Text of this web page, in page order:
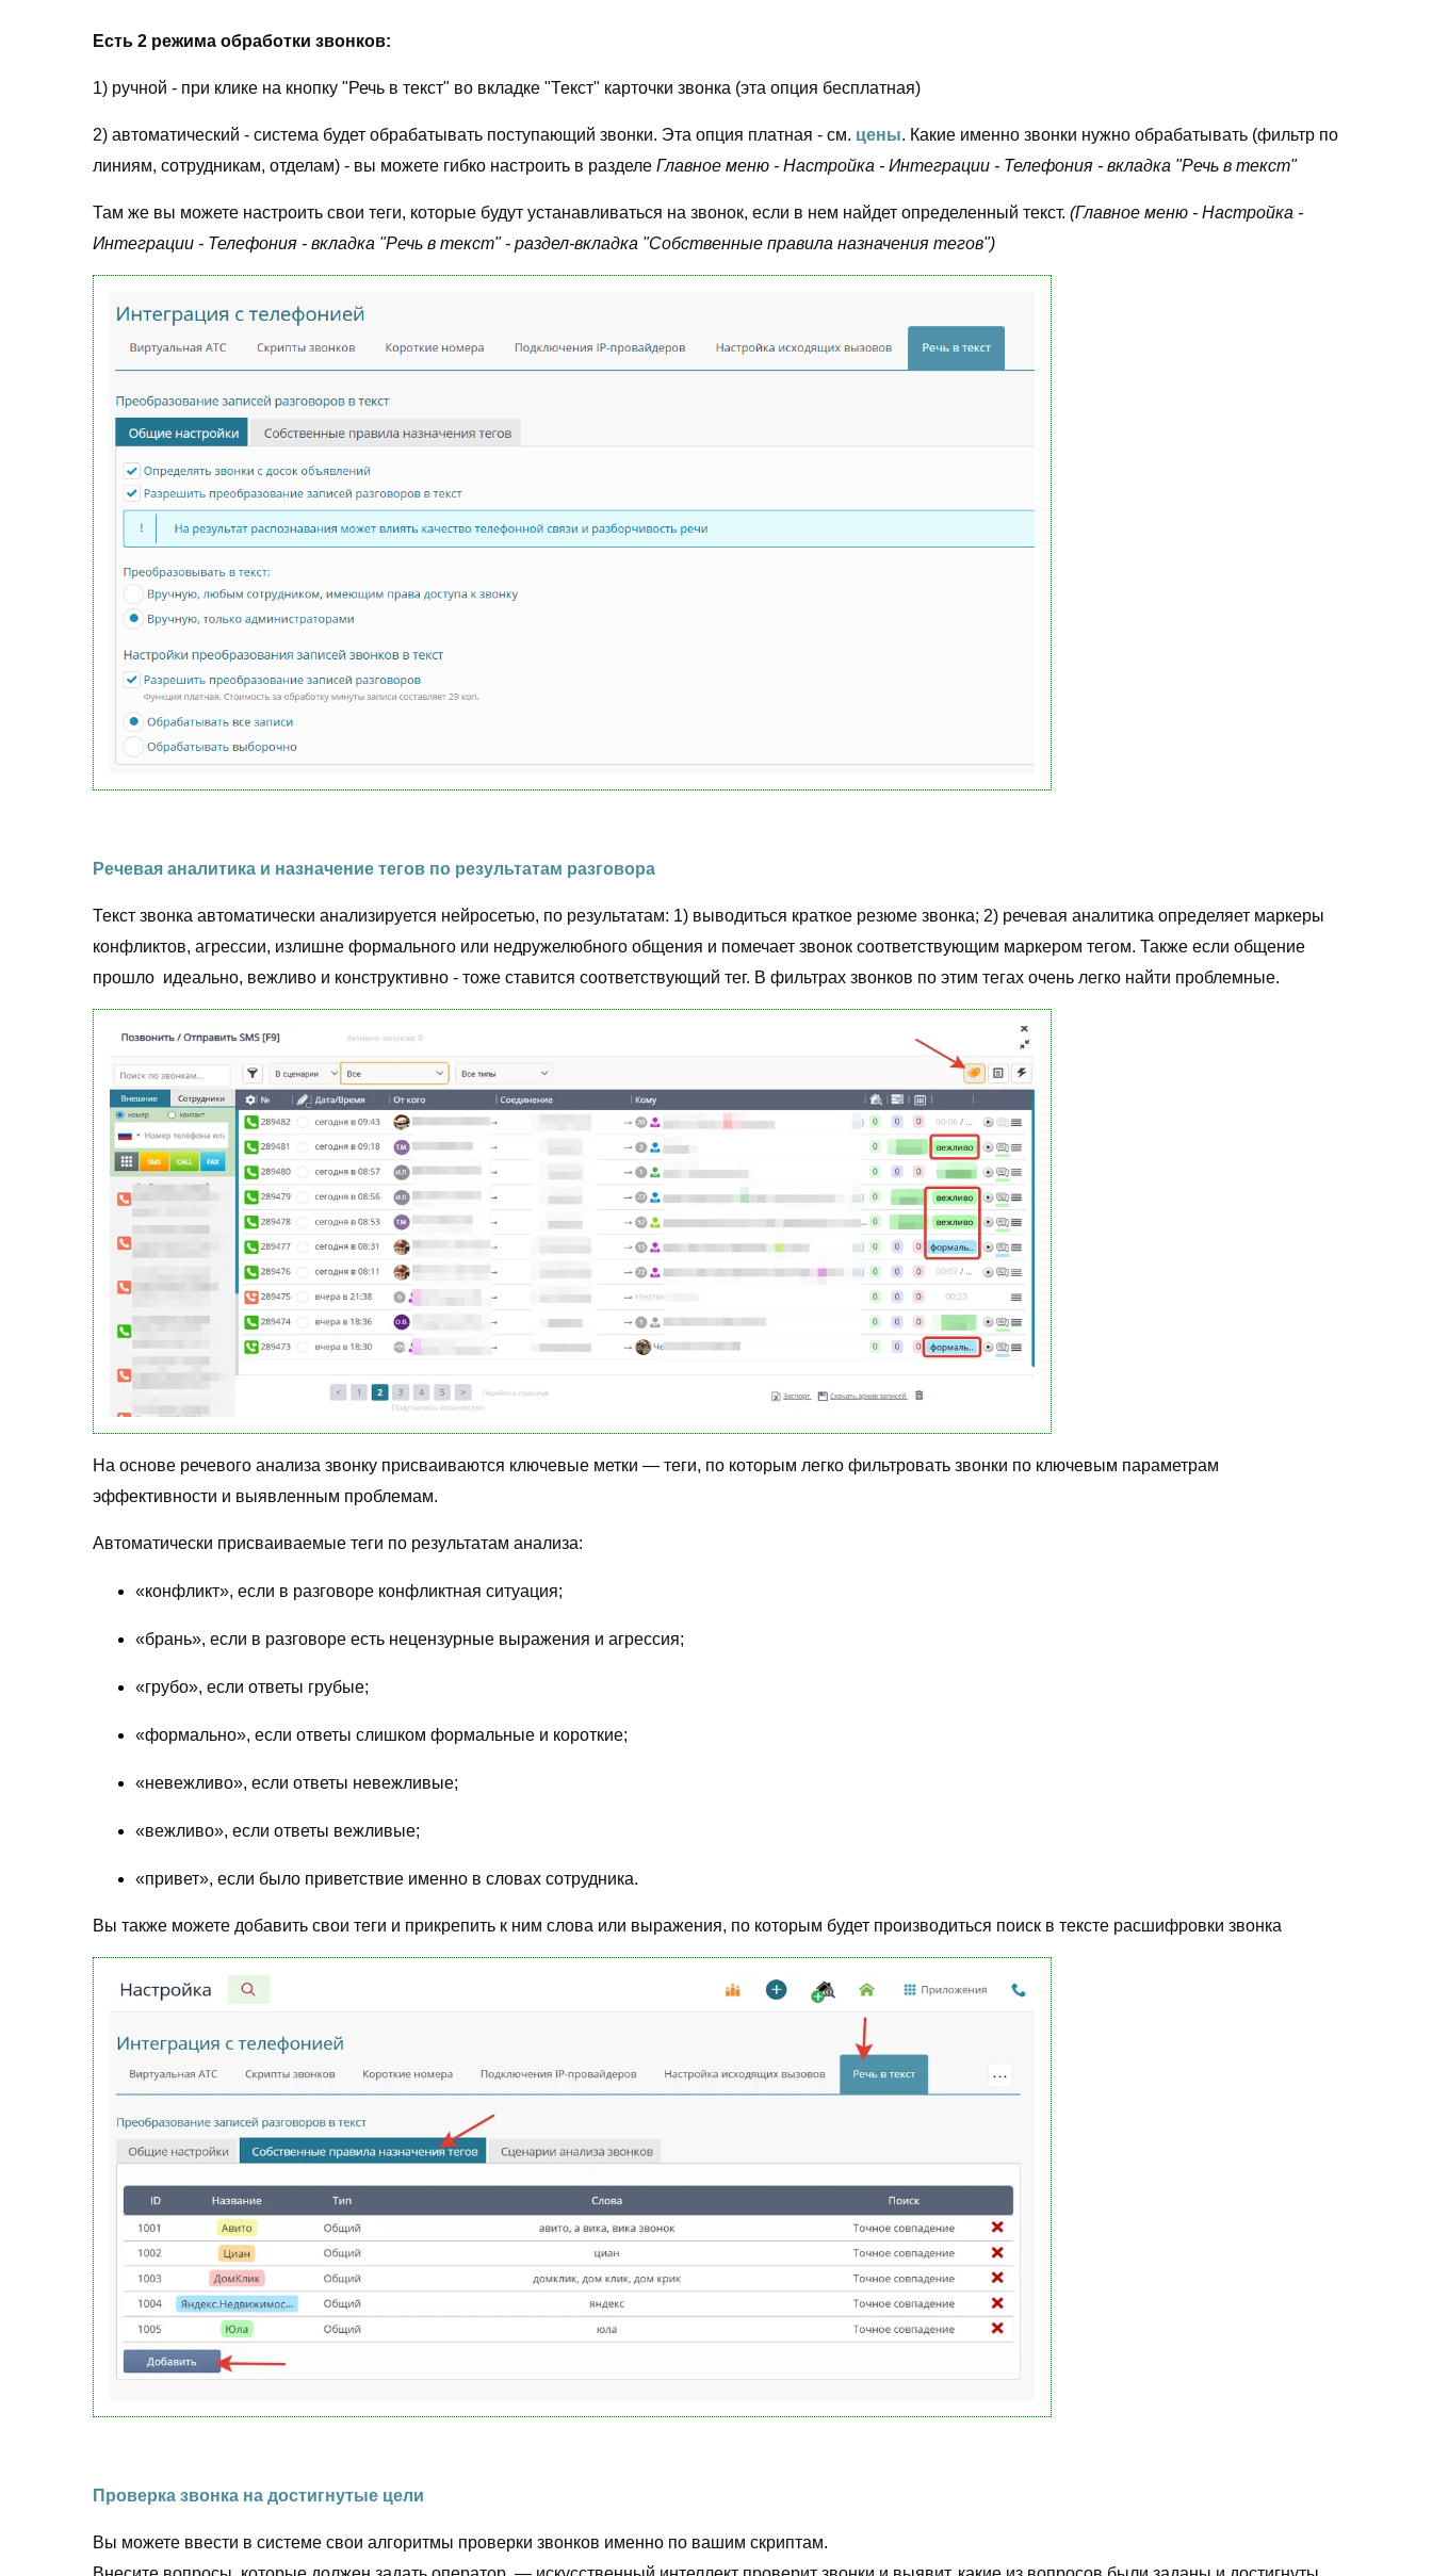
Есть 2 режима обработки звонков:
1) ручной - при клике на кнопку "Речь в текст" во вкладке "Текст" карточки звонка (эта опция бесплатная)
2) автоматический - система будет обрабатывать поступающий звонки. Эта опция платная - см. цены. Какие именно звонки нужно обрабатывать (фильтр по
линиям, сотрудникам, отделам) - вы можете гибко настроить в разделе Главное меню - Настройка - Интеграции - Телефония - вкладка "Речь в текст"
Там же вы можете настроить свои теги, которые будут устанавливаться на звонок, если в нем найдет определенный текст. (Главное меню - Настройка -
Интеграции - Телефония - вкладка "Речь в текст" - раздел-вкладка "Собственные правила назначения тегов")
Речевая аналитика и назначение тегов по результатам разговора
Текст звонка автоматически анализируется нейросетью, по результатам: 1) выводиться краткое резюме звонка; 2) речевая аналитика определяет маркеры
конфликтов, агрессии, излишне формального или недружелюбного общения и помечает звонок соответствующим маркером тегом. Также если общение
прошло идеально, вежливо и конструктивно - тоже ставится соответствующий тег. В фильтрах звонков по этим тегах очень легко найти проблемные.
На основе речевого анализа звонку присваиваются ключевые метки — теги, по которым легко фильтровать звонки по ключевым параметрам
эффективности и выявленным проблемам.
Автоматически присваиваемые теги по результатам анализа:
«конфликт», если в разговоре конфликтная ситуация;
«брань», если в разговоре есть нецензурные выражения и агрессия;
«грубо», если ответы грубые;
«формально», если ответы слишком формальные и короткие;
«невежливо», если ответы невежливые;
«вежливо», если ответы вежливые;
«привет», если было приветствие именно в словах сотрудника.
Вы также можете добавить свои теги и прикрепить к ним слова или выражения, по которым будет производиться поиск в тексте расшифровки звонка
Проверка звонка на достигнутые цели
Вы можете ввести в системе свои алгоритмы проверки звонков именно по вашим скриптам.